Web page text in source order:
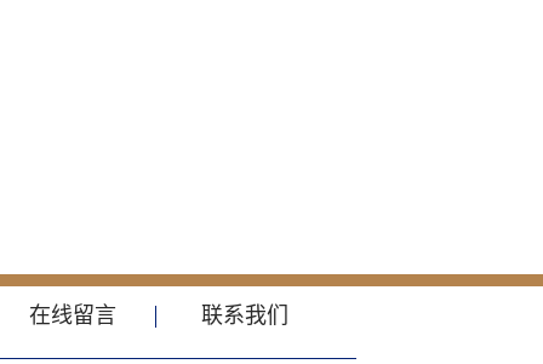
在线留言 联系我们